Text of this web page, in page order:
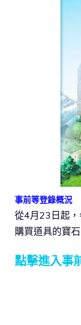
事前等登錄概況
從4月23日起
購買道具的寶
點擊進入事